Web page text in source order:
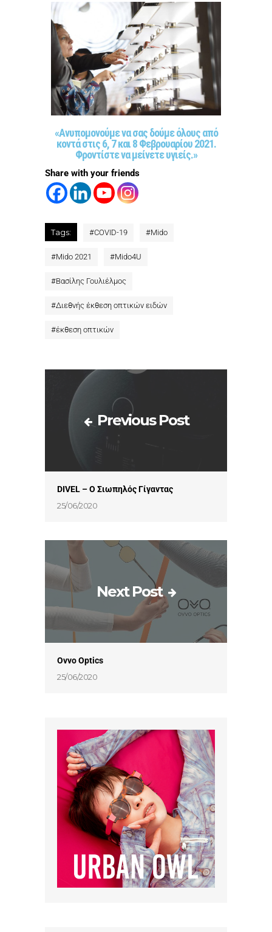
«Ανυπομονούμε να σας δούμε όλους από
κοντά στις 6, 7 και 8 Φεβρουαρίου 2021.
Φροντίστε να μείνετε υγιείς.»
Share with your friends
Tags: #COVID-19 #Mido
#Mido 2021 #Mido4U
#Βασίλης Γουλιέλμος
#Διεθνής έκθεση οπτικών ειδών
#έκθεση οπτικών
Previous Post
DIVEL – Ο Σιωπηλός Γίγαντας
25/06/2020
Next Post
Ovvo Optics
25/06/2020